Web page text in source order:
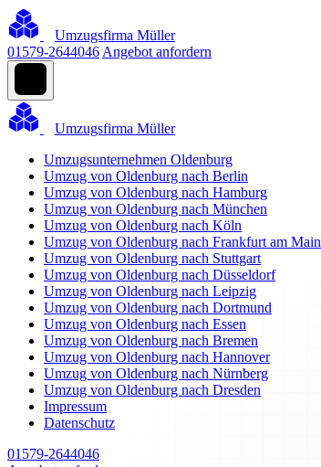
Umzugsfirma Müller
01579-2644046 Angebot anfordern
Umzugsfirma Müller
Umzugsunternehmen Oldenburg
Umzug von Oldenburg nach Berlin
Umzug von Oldenburg nach Hamburg
Umzug von Oldenburg nach München
Umzug von Oldenburg nach Köln
Umzug von Oldenburg nach Frankfurt am Main
Umzug von Oldenburg nach Stuttgart
Umzug von Oldenburg nach Düsseldorf
Umzug von Oldenburg nach Leipzig
Umzug von Oldenburg nach Dortmund
Umzug von Oldenburg nach Essen
Umzug von Oldenburg nach Bremen
Umzug von Oldenburg nach Hannover
Umzug von Oldenburg nach Nürnberg
Umzug von Oldenburg nach Dresden
Impressum
Datenschutz
01579-2644046